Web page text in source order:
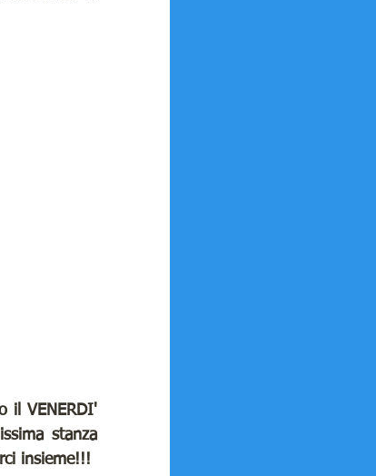
il VENERDI'
stanza
insieme!!!